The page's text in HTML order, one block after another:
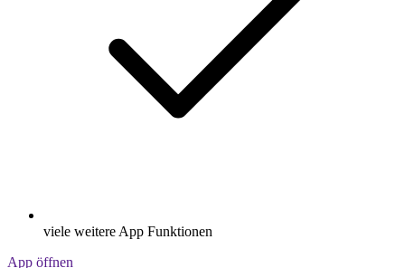
viele weitere App Funktionen
App öffnen